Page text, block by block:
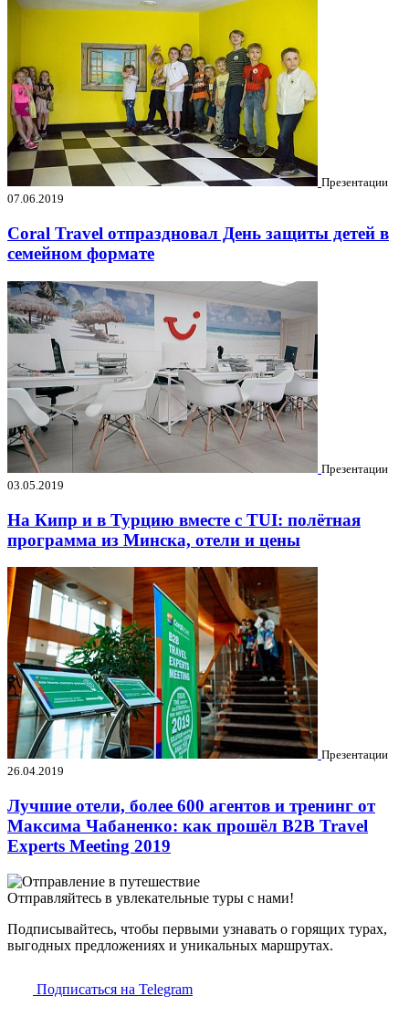
Презентации
07.06.2019
Coral Travel отпраздновал День защиты детей в
семейном формате
Презентации
03.05.2019
На Кипр и в Турцию вместе с TUI: полётная
программа из Минска, отели и цены
Презентации
26.04.2019
Лучшие отели, более 600 агентов и тренинг от
Максима Чабаненко: как прошёл B2B Travel
Experts Meeting 2019
Отправляйтесь в увлекательные туры с нами!
Подписывайтесь, чтобы первыми узнавать о горящих турах,
выгодных предложениях и уникальных маршрутах.
Подписаться на Telegram